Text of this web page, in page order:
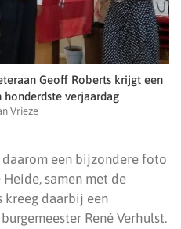
Geoff Roberts krijgt een
verjaardag
Vrieze
een bijzondere foto
samen met de
kreeg daarbij een
René Verhulst.